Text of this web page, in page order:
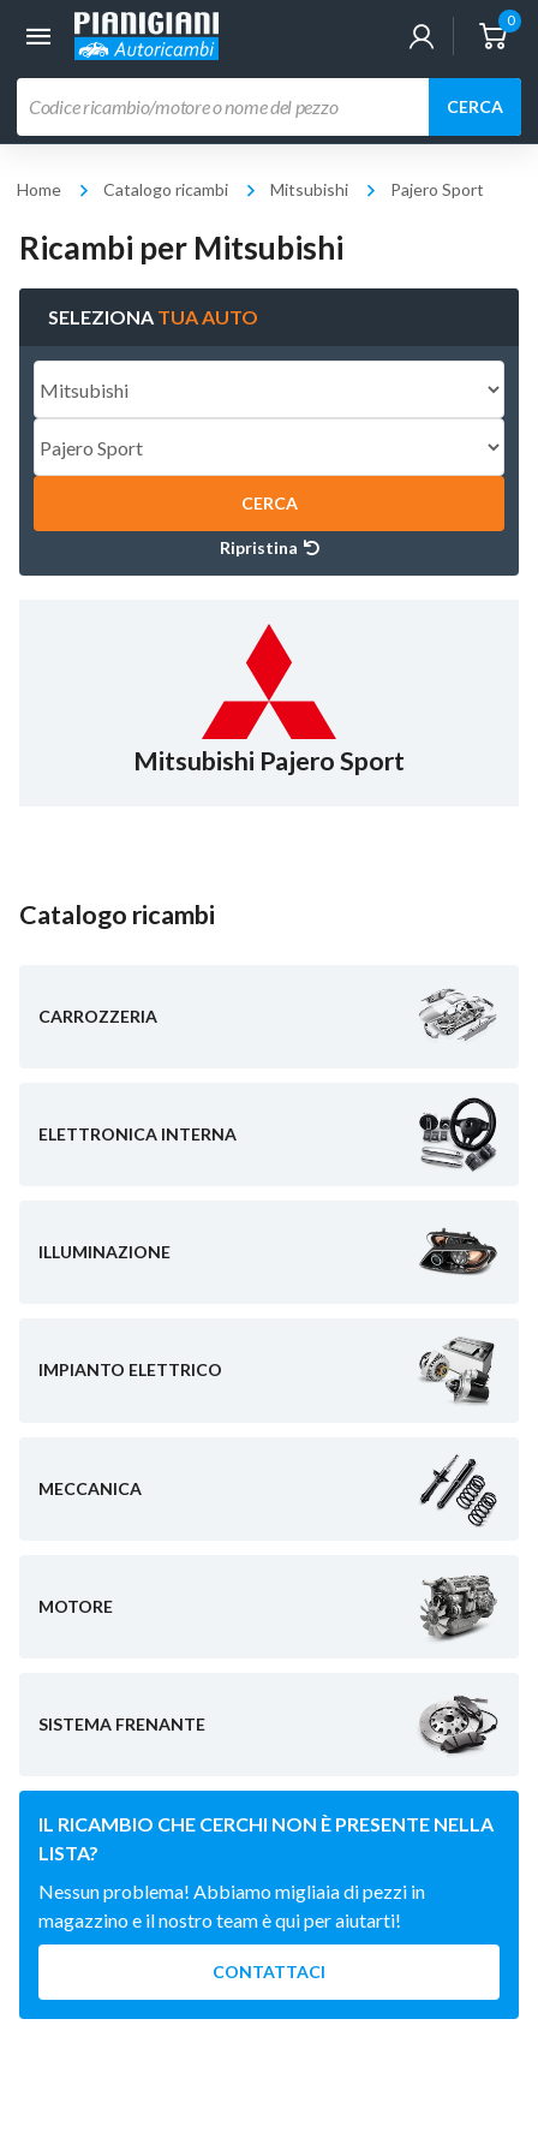
0
prodotti
CERCA
Home Catalogo ricambi Mitsubishi Pajero Sport
Ricambi per Mitsubishi
SELEZIONA TUA AUTO
CERCA
Ripristina
Mitsubishi Pajero Sport
Catalogo ricambi
CARROZZERIA
ELETTRONICA INTERNA
ILLUMINAZIONE
IMPIANTO ELETTRICO
MECCANICA
MOTORE
SISTEMA FRENANTE
IL RICAMBIO CHE CERCHI NON È PRESENTE NELLA
LISTA?
Nessun problema! Abbiamo migliaia di pezzi in
magazzino e il nostro team è qui per aiutarti!
CONTATTACI